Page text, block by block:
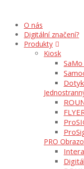
O nás
Digitální značení?
Produkty
Kiosk
PRO